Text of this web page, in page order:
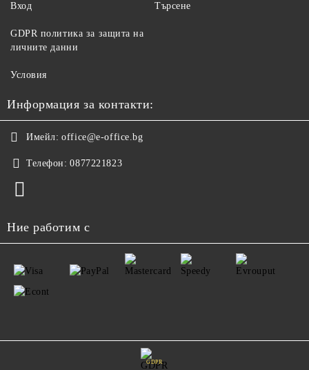
Вход Търсене
GDPR политика за защита на
личните данни
Условия
Информация за контакти:
Имейл: office@e-office.bg
Телефон: 0877221823
Ние работим с
GDPR